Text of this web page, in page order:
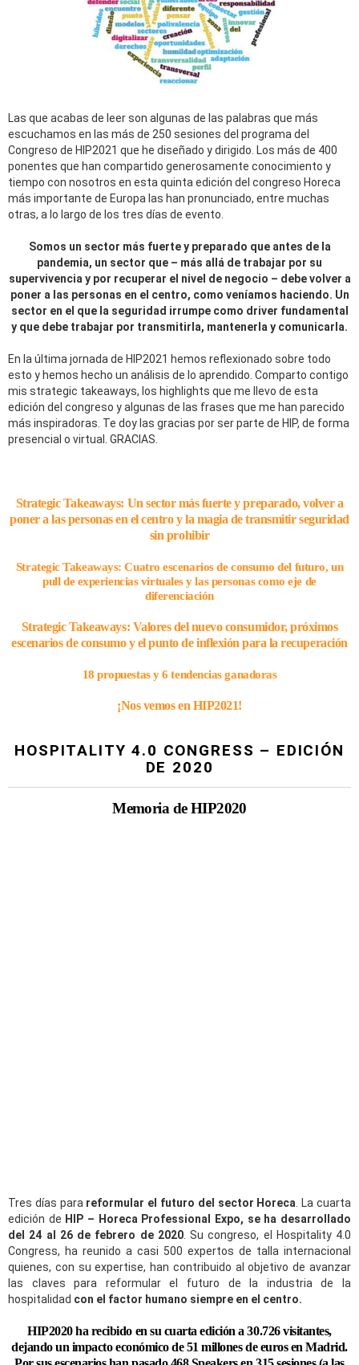
Las que acabas de leer son algunas de las palabras que más
escuchamos en las más de 250 sesiones del programa del
Congreso de HIP2021 que he diseñado y dirigido. Los más de 400
ponentes que han compartido generosamente conocimiento y
tiempo con nosotros en esta quinta edición del congreso Horeca
más importante de Europa las han pronunciado, entre muchas
otras, a lo largo de los tres días de evento.
Somos un sector más fuerte y preparado que antes de la
pandemia, un sector que – más allá de trabajar por su
supervivencia y por recuperar el nivel de negocio – debe volver a
poner a las personas en el centro, como veníamos haciendo. Un
sector en el que la seguridad irrumpe como driver fundamental
y que debe trabajar por transmitirla, mantenerla y comunicarla.
En la última jornada de HIP2021 hemos reflexionado sobre todo
esto y hemos hecho un análisis de lo aprendido. Comparto contigo
mis strategic takeaways, los highlights que me llevo de esta
edición del congreso y algunas de las frases que me han parecido
más inspiradoras. Te doy las gracias por ser parte de HIP, de forma
presencial o virtual. GRACIAS.
Strategic Takeaways: Un sector más fuerte y preparado, volver a
poner a las personas en el centro y la magia de transmitir seguridad
sin prohibir
Strategic Takeaways: Cuatro escenarios de consumo del futuro, un
pull de experiencias virtuales y las personas como eje de
diferenciación
Strategic Takeaways: Valores del nuevo consumidor, próximos
escenarios de consumo y el punto de inflexión para la recuperación
18 propuestas y 6 tendencias ganadoras
¡Nos vemos en HIP2021!
HOSPITALITY 4.0 CONGRESS – EDICIÓN
DE 2020
Memoria de HIP2020
Tres días para reformular el futuro del sector Horeca . La cuarta
edición de HIP – Horeca Professional Expo, se ha desarrollado
del 24 al 26 de febrero de 2020. Su congreso, el Hospitality 4.0
Congress, ha reunido a casi 500 expertos de talla internacional
quienes, con su expertise, han contribuido al objetivo de avanzar
las claves para reformular el futuro de la industria de la
hospitalidad con el factor humano siempre en el centro.
HIP2020 ha recibido en su cuarta edición a 30.726 visitantes,
dejando un impacto económico de 51 millones de euros en Madrid.